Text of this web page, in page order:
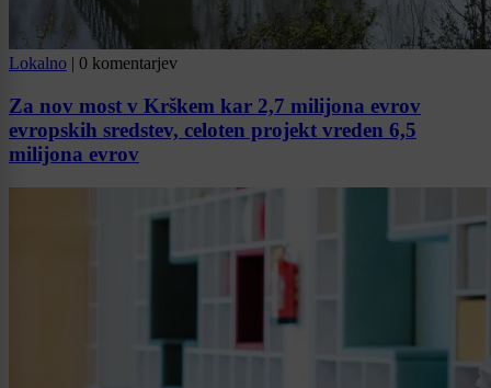
Lokalno 0 komentarjev
Za nov most v Krškem kar 2,7 milijona evrov
evropskih sredstev, celoten projekt vreden 6,5
milijona evrov